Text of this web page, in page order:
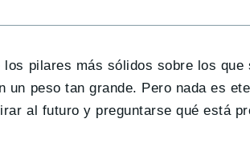
pilares más sólidos sobre los
un peso tan grande. Pero nada es
al futuro y preguntarse qué está